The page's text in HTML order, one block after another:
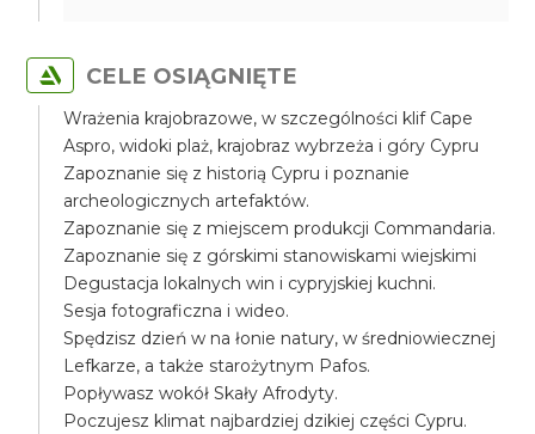
CELE OSIĄGNIĘTE
Wrażenia krajobrazowe, w szczególności klif Cape
Aspro, widoki plaż, krajobraz wybrzeża i góry Cypru
Zapoznanie się z historią Cypru i poznanie
archeologicznych artefaktów.
Zapoznanie się z miejscem produkcji Commandaria.
Zapoznanie się z górskimi stanowiskami wiejskimi
Degustacja lokalnych win i cypryjskiej kuchni.
Sesja fotograficzna i wideo.
Spędzisz dzień w na łonie natury, w średniowiecznej
Lefkarze, a także starożytnym Pafos.
Popływasz wokół Skały Afrodyty.
Poczujesz klimat najbardziej dzikiej części Cypru.